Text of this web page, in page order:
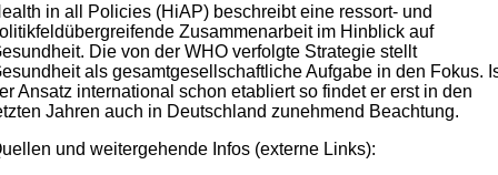
in all Policies (HiAP) beschreibt eine ressort- und
Zusammenarbeit im Hinblick auf
Die von der WHO verfolgte Strategie stellt
als gesamtgesellschaftliche Aufgabe in den Fokus.
Ansatz international schon etabliert so findet er erst in den
Jahren auch in Deutschland zunehmend Beachtung.
und weitergehende Infos (externe Links):